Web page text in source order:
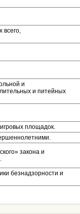
всего,
и
и питейных
площадок.
закона и
безнадзорности и